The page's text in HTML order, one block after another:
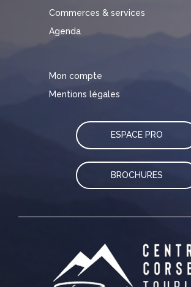
Commerces & services
Agenda
Mon compte
Mentions légales
ESPACE PRO
BROCHURES